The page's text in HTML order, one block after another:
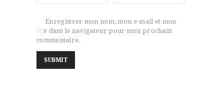
Enregistrer mon nom, mon e-mail et mon
site dans le navigateur pour mon prochain
commentaire.